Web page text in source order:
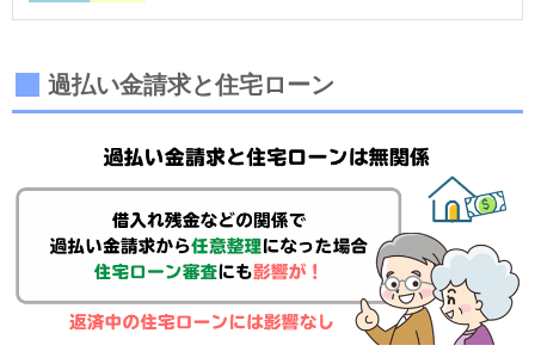
過払い金請求と住宅ローン